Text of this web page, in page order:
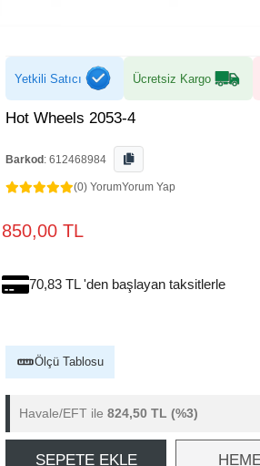
Yetkili Satıcı Ücretsiz Kargo
Hot Wheels 2053-4
Barkod : 612468984
(0) YorumYorum Yap
850,00 TL
70,83 TL 'den başlayan taksitlerle
Ölçü Tablosu
Havale/EFT ile 824,50 TL (%3)
SEPETE EKLE